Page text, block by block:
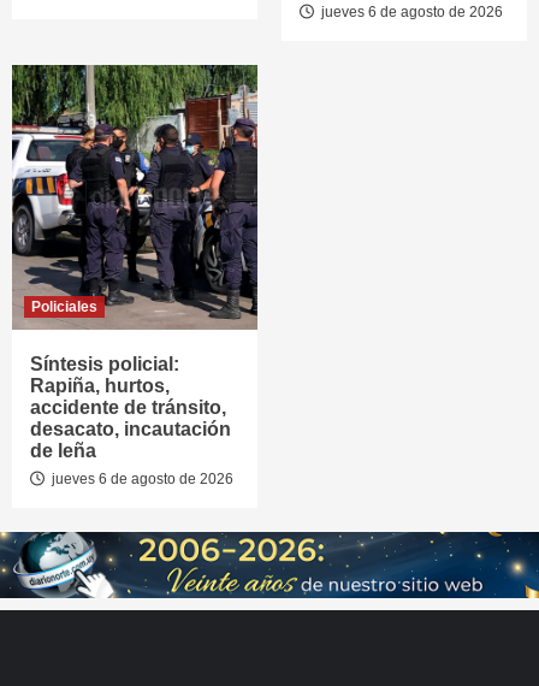
jueves 6 de agosto de 2026
Policiales
Síntesis policial:
Rapiña, hurtos,
accidente de tránsito,
desacato, incautación
de leña
jueves 6 de agosto de 2026